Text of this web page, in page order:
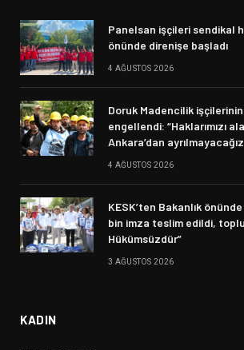
Panelsan işçileri sendikal
önünde direnişe başladı
4 AĞUSTOS 2026
Doruk Madencilik
engellendi: “Haklarımızı
Ankara’dan
4 AĞUSTOS 2026
KESK’ten Bakanlık
bin imza teslim edildi,
Hükümsüzdür”
3 AĞUSTOS 2026
KADIN